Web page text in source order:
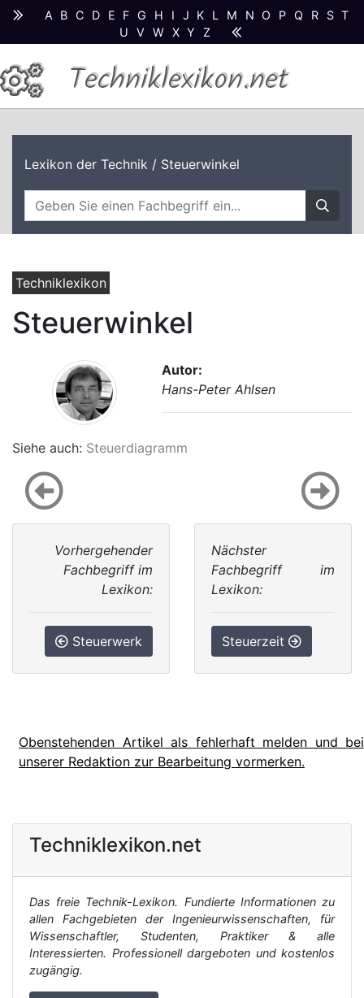
A B C D E F G H I J K L M N O P Q R S T
U
V W X Y Z
Techniklexikon.net
Lexikon der Technik / Steuerwinkel
Techniklexikon
Steuerwinkel
Autor:
Hans-Peter Ahlsen
Siehe auch: Steuerdiagramm
Vorhergehender
Fachbegriff im
Lexikon:
Steuerwerk
Nächster
Fachbegriff im
Lexikon:
Steuerzeit
Obenstehenden Artikel als fehlerhaft melden und bei
unserer Redaktion zur Bearbeitung vormerken.
Techniklexikon.net
Das freie Technik-Lexikon. Fundierte Informationen zu
allen Fachgebieten der Ingenieurwissenschaften, für
Wissenschaftler, Studenten, Praktiker & alle
Interessierten. Professionell dargeboten und kostenlos
zugängig.